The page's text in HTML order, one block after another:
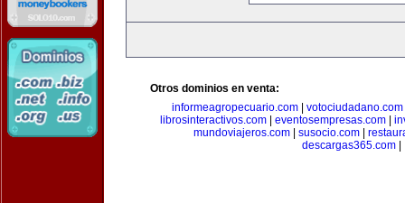
Otros dominios en venta:
informeagropecuario.com| votociudadano.com
librosinteractivos.com| eventosempresas.com|
mundoviajeros.com| susocio.com|
descargas365.com